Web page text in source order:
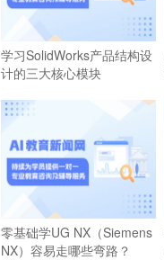
学习SolidWorks产品结构设
计的三大核心模块
零基础学UG NX（Siemens
NX）容易走哪些弯路？